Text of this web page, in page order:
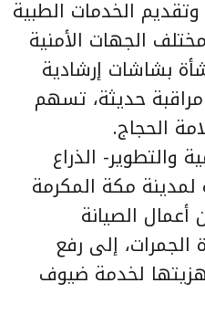
وتقديم الخدمات الطبية
الجهات الأمنية
بشاشات إرشادية
حديثة، تسهم
الحجاج.
والتطوير- الذراع
لمدينة مكة المكرمة
الصيانة
الجمرات، إلى رفع
لخدمة ضيوف